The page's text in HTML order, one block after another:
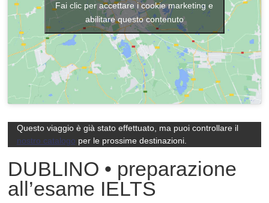
Fai clic per accettare i cookie marketing e
abilitare questo contenuto
Questo viaggio è già stato effettuato, ma puoi controllare il
nostro catalogo per le prossime destinazioni.
DUBLINO • preparazione
all’esame IELTS